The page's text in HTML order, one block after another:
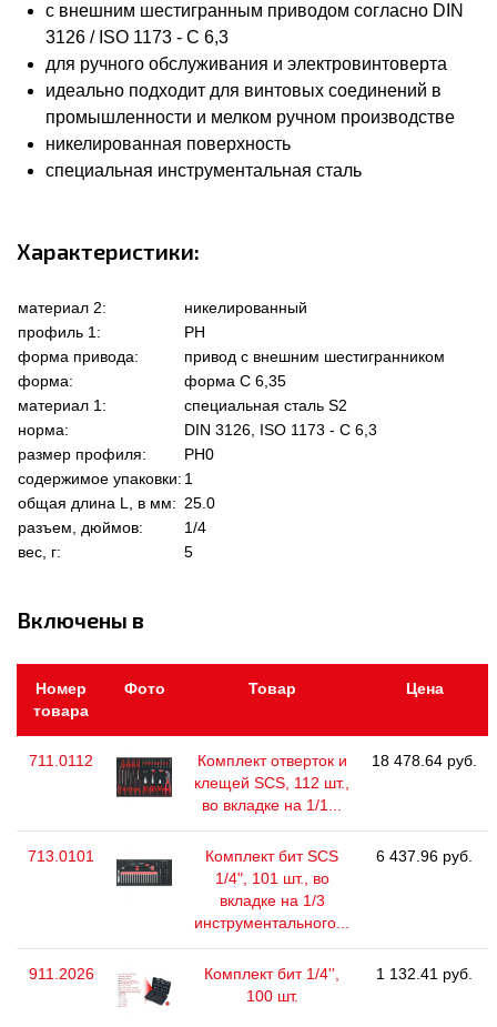
с внешним шестигранным приводом согласно DIN
3126 / ISO 1173 - C 6,3
для ручного обслуживания и электровинтоверта
идеально подходит для винтовых соединений в
промышленности и мелком ручном производстве
никелированная поверхность
специальная инструментальная сталь
Характеристики:
материал 2:
никелированный
профиль 1:
PH
форма привода:
привод с внешним шестигранником
форма:
форма C 6,35
материал 1:
специальная сталь S2
норма:
DIN 3126, ISO 1173 - C 6,3
размер профиля:
PH0
содержимое упаковки: 1
общая длина L, в мм: 25.0
разъем, дюймов:
1/4
вес, г:
5
Включены в
Номер
товара
Фото Товар Цена
711.0112
Комплект отверток и
клещей SCS, 112 шт.,
во вкладке на 1/1...
18 478.64 руб.
713.0101
Комплект бит SCS
1/4", 101 шт., во
вкладке на 1/3
инструментального...
6 437.96 руб.
911.2026
Комплект бит 1/4'',
100 шт.
1 132.41 руб.